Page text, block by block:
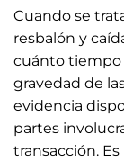
Cuando se
resbalón y
cuánto tiempo
gravedad de
evidencia
partes
transacción.